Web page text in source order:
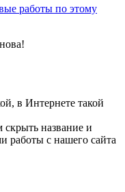
работы по этому
в Интернете такой
название и
работы с нашего сайта